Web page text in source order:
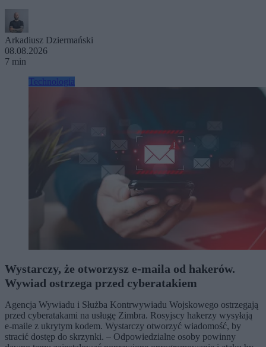
Arkadiusz Dziermański
08.08.2026
7 min
Technologia
Wystarczy, że otworzysz e-maila od hakerów.
Wywiad ostrzega przed cyberatakiem
Agencja Wywiadu i Służba Kontrwywiadu Wojskowego ostrzegają
przed cyberatakami na usługę Zimbra. Rosyjscy hakerzy wysyłają
e-maile z ukrytym kodem. Wystarczy otworzyć wiadomość, by
stracić dostęp do skrzynki. – Odpowiedzialne osoby powinny